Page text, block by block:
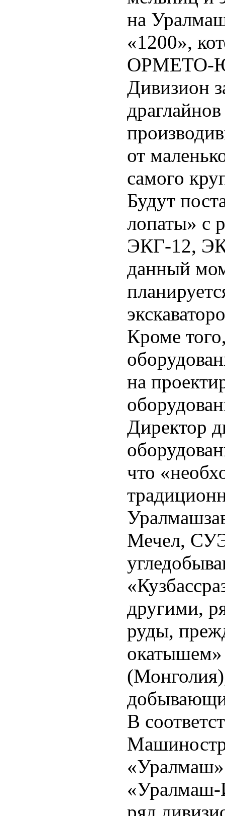
на
«1200»,
ОРМЕТО-
Дивизион
от
самого
Будут
лопаты» с
ЭКГ-12,
данный
Кроме
на
Директор
что
Мечел,
другими,
руды,
окатышем»
В
«Уралмаш-
ряд